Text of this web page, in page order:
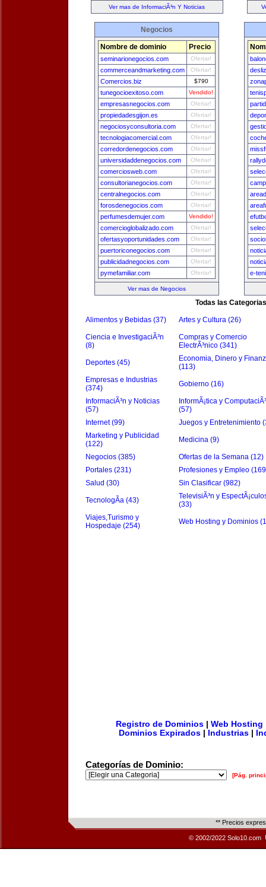
Ver mas de InformaciÃ³n Y Noticias
Negocios
Nombre de dominio Precio
seminarionegocios.com Ofertar!
commerceandmarketing.com Ofertar!
Comercios.biz $790
tunegocioexitoso.com Vendido!
empresasnegocios.com Ofertar!
propiedadesgijon.es Ofertar!
negociosyconsultoria.com Ofertar!
tecnologiacomercial.com Ofertar!
corredordenegocios.com Ofertar!
universidaddenegocios.com Ofertar!
comerciosweb.com Ofertar!
consultorianegocios.com Ofertar!
centralnegocios.com Ofertar!
forosdenegocios.com Ofertar!
perfumesdemujer.com Vendido!
comercioglobalizado.com Ofertar!
ofertasyoportunidades.com Ofertar!
puertoriconegocios.com Ofertar!
publicidadnegocios.com Ofertar!
pymefamiliar.com Ofertar!
Ver mas de Negocios
e-
Todas las Categorias
Alimentos y Bebidas (37) Artes y Cultura (26)
Ciencia e InvestigaciÃ³n
(8)
Compras y Comercio
ElectrÃ³nico (341)
Deportes (45)
Economia, Dinero y
(113)
Empresas e Industrias
(374)
Gobierno (16)
InformaciÃ³n y Noticias
(57)
InformÃ¡tica y
(57)
Internet (99)
Juegos y Entretenimiento
Marketing y Publicidad
(122)
Medicina (9)
Negocios (385)
Ofertas de la Semana (12)
Portales (231)
Profesiones y Empleo
Salud (30)
Sin Clasificar (982)
TecnologÃ­a (43)
TelevisiÃ³n y
(33)
Viajes,Turismo y
Hospedaje (254)
Web Hosting y Dominios
Registro de Dominios| Web Hosting
Dominios Expirados
Industrias
Categorías de Dominio:
[Pág.
** Precios
© 2002/2022 Solo10.com